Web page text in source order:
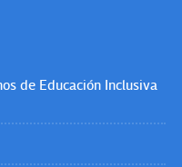
de Educación Inclusiva